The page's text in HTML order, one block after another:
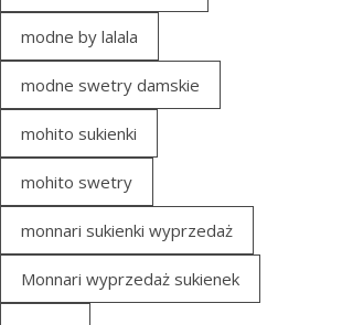
modne by lalala
modne swetry damskie
mohito sukienki
mohito swetry
monnari sukienki wyprzedaż
Monnari wyprzedaż sukienek